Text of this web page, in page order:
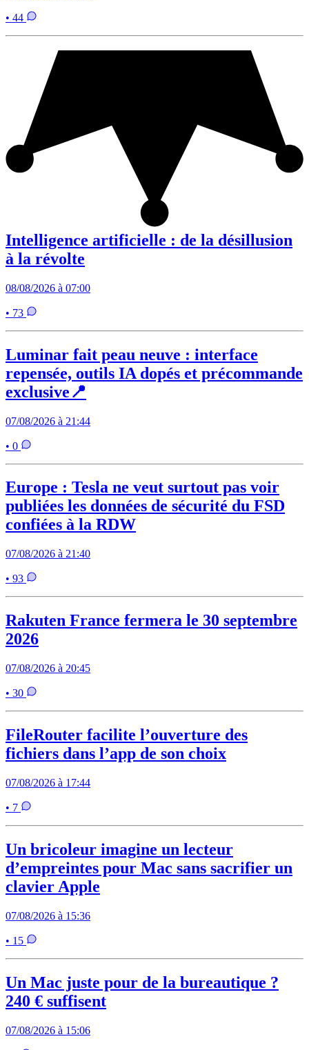
• 44
Intelligence artificielle : de la désillusion
à la révolte
08/08/2026 à 07:00
• 73
Luminar fait peau neuve : interface
repensée, outils IA dopés et précommande
exclusive📍
07/08/2026 à 21:44
• 0
Europe : Tesla ne veut surtout pas voir
publiées les données de sécurité du FSD
confiées à la RDW
07/08/2026 à 21:40
• 93
Rakuten France fermera le 30 septembre
2026
07/08/2026 à 20:45
• 30
FileRouter facilite l’ouverture des
fichiers dans l’app de son choix
07/08/2026 à 17:44
• 7
Un bricoleur imagine un lecteur
d’empreintes pour Mac sans sacrifier un
clavier Apple
07/08/2026 à 15:36
• 15
Un Mac juste pour de la bureautique ?
240 € suffisent
07/08/2026 à 15:06